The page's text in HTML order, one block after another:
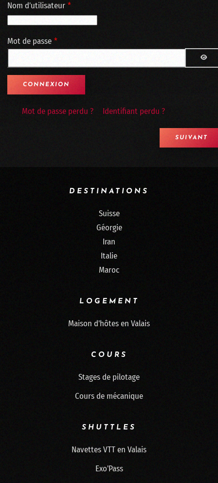
Nom d'utilisateur *
Mot de passe *
Mot de passe perdu ? Identifiant perdu ?
SUIVANT
DESTINATIONS
Suisse
Géorgie
Iran
Italie
Maroc
LOGEMENT
Maison d'hôtes en Valais
COURS
Stages de pilotage
Cours de mécanique
SHUTTLES
Navettes VTT en Valais
Exo'Pass